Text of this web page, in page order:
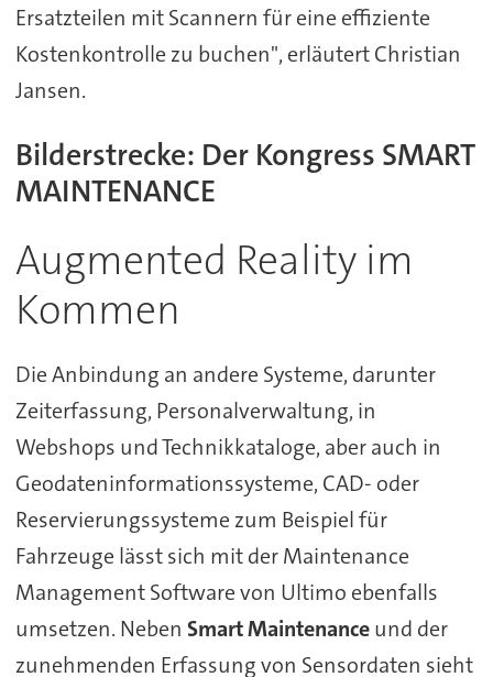
Ersatzteilen mit Scannern für eine effiziente
Kostenkontrolle zu buchen", erläutert Christian
Jansen.
Bilderstrecke: Der Kongress SMART
MAINTENANCE
Augmented Reality im
Kommen
Die Anbindung an andere Systeme, darunter
Zeiterfassung, Personalverwaltung, in
Webshops und Technikkataloge, aber auch in
Geodateninformationssysteme, CAD- oder
Reservierungssysteme zum Beispiel für
Fahrzeuge lässt sich mit der Maintenance
Management Software von Ultimo ebenfalls
umsetzen. Neben Smart Maintenanceund der
zunehmenden Erfassung von Sensordaten sieht